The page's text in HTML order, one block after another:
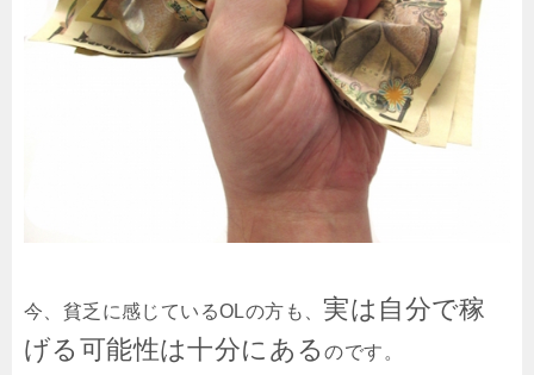
今、貧乏に感じているOLの方も、 実は自分で稼
げる可能性は十分にあるのです。